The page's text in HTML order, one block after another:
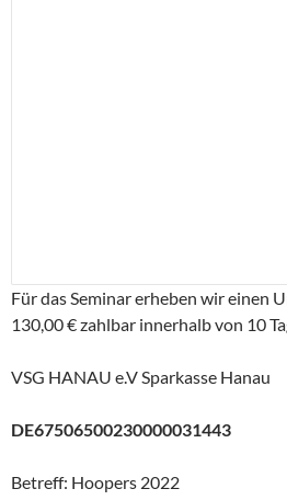
Für das Seminar erheben wir einen
130,00 € zahlbar innerhalb von 10
VSG HANAU e.V Sparkasse Hanau
DE67506500230000031443
Betreff: Hoopers 2022